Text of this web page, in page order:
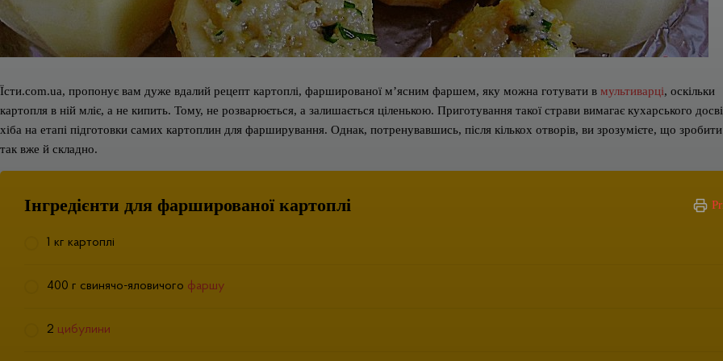
Їсти.com.ua, пропонує вам дуже вдалий рецепт картоплі, фаршированої м’ясним фаршем, яку можна готувати в мультиварці, оскільки
картопля в ній мліє, а не кипить. Тому, не розварюється, а залишається ціленькою. Приготування такої страви вимагає кухарського
хіба на етапі підготовки самих картоплин для фарширування. Однак, потренувавшись, після кількох отворів, ви зрозумієте, що
так вже й складно.
Інгредієнти для фаршированої картоплі
1 кг картоплі
400 г свинячо-яловичого фаршу
2 цибулини